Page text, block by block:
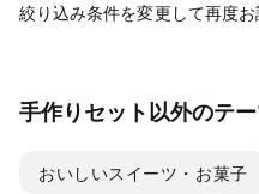
絞り込み条件を変更して再度お
手作りセット以外のテ
おいしいスイーツ・お菓子